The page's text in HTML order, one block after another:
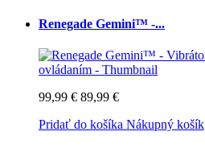
Renegade Gemini™ -...
99,99 € 89,99 €
Pridať do košíka Nákupný košík